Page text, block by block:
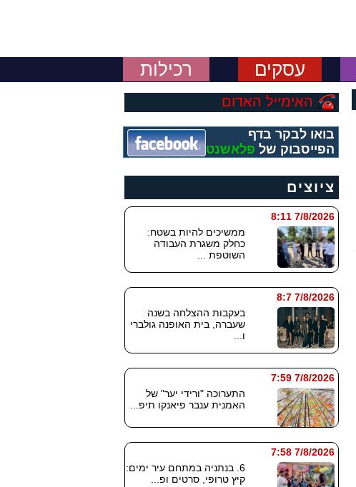
עסקים רכילות
האימייל האדום
בואו לבקר בדף
הפייסבוק של פלאשנט
ציוצים
7/8/2026 8:11
ממשיכים להיות בשטח:
כחלק משגרת העבודה
השוטפת ...
7/8/2026 8:7
בעקבות ההצלחה בשנה
שעברה, בית האופנה גולברי
ו...
7/8/2026 7:59
התערוכה "ורידי יער" של
האמנית ענבר פיאנקו תיפ...
7/8/2026 7:58
6. בנתניה במתחם עיר ימים:
קיץ טרופי, סרטים ופ...